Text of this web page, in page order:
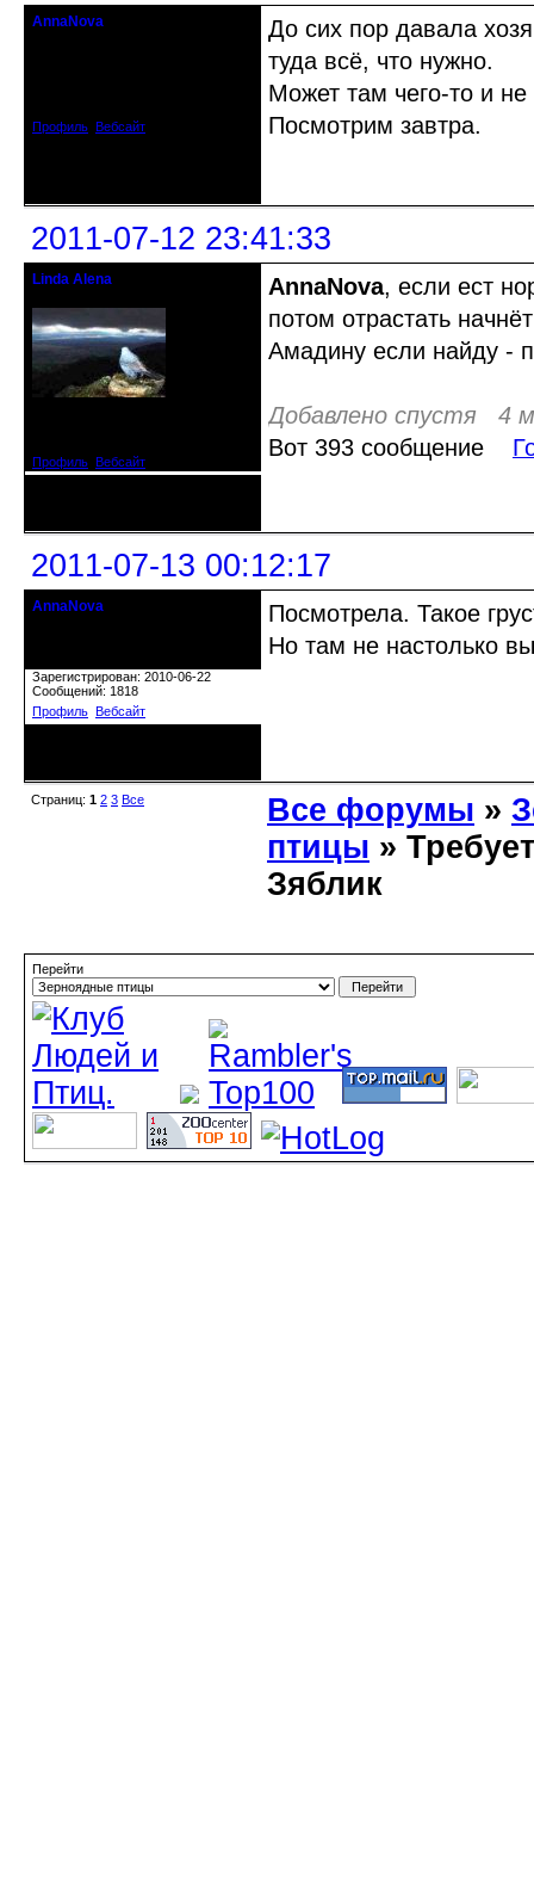
AnnaNova
Профиль Вебсайт
До сих пор давала
туда всё, что нужно.
Может там чего-то и
Посмотрим завтра.
2011-07-12 23:41:33
Linda Alena
Профиль Вебсайт
AnnaNova, если ест
потом отрастать
Амадину если найду -
Добавлено спустя 4
Вот 393 сообщение
2011-07-13 00:12:17
AnnaNova
Зарегистрирован: 2010-06-22
Сообщений: 1818
Профиль Вебсайт
Посмотрела. Такое
Но там не настолько
Страниц: 1 2 3 Все Все форумы »
птицы »
Зяблик
Перейти